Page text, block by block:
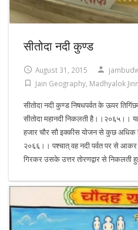
सीतोदा नदी कुण्ड
August 31, 2015
Jain Geography Madhyalok
सीतोदा नदी कुण्ड निषधपर्वत के ऊपर
सीतोदा महानदी निकलती है।।२०६५।।
हजार चौर सौ इक्कीस योजन से कुछ अधिक
२०६६।। पश्चात् वह नदी पर्वत पर से
गिरकर उसके उत्तर तोरणद्वार से निकलती